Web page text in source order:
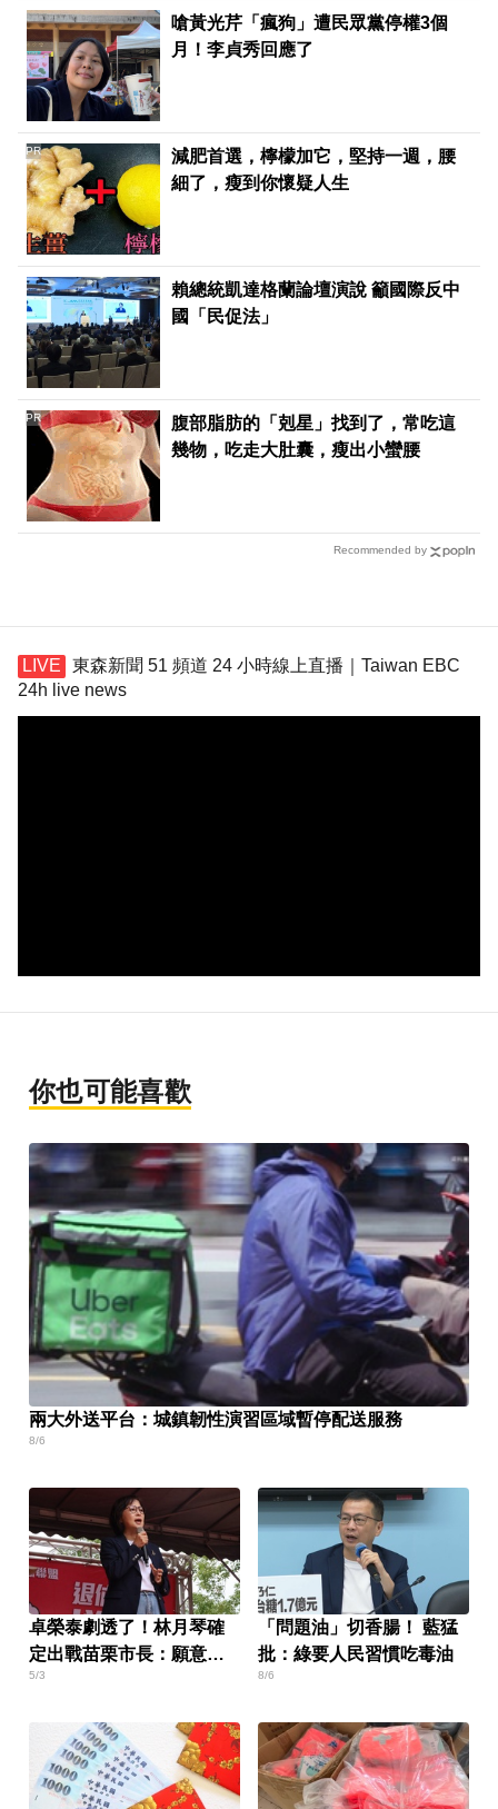
嗆黃光芹「瘋狗」遭民眾黨停權3個
月！李貞秀回應了
減肥首選，檸檬加它，堅持一週，腰
細了，瘦到你懷疑人生
PR
賴總統凱達格蘭論壇演說 籲國際反中
國「民促法」
腹部脂肪的「剋星」找到了，常吃這
幾物，吃走大肚囊，瘦出小蠻腰
PR
Recommended by
東森新聞 51 頻道 24 小時線上直播｜Taiwan EBC
24h live news
你也可能喜歡
兩大外送平台：城鎮韌性演習區域暫停配送服務
8/6
卓榮泰劇透了！林月琴確
定出戰苗栗市長：願意承
擔
5/3
「問題油」切香腸！ 藍猛
批：綠要人民習慣吃毒油
8/6